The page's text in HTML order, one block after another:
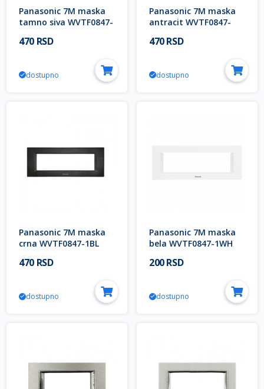
Panasonic 7M maska
tamno siva WVTF0847-
Modula
470 RSD
dostupno
Panasonic 7M maska
antracit WVTF0847-
Modular
470 RSD
dostupno
Panasonic 7M maska
crna WVTF0847-1BL
Modular
470 RSD
dostupno
Panasonic 7M maska
bela WVTF0847-1WH
Modular
200 RSD
dostupno